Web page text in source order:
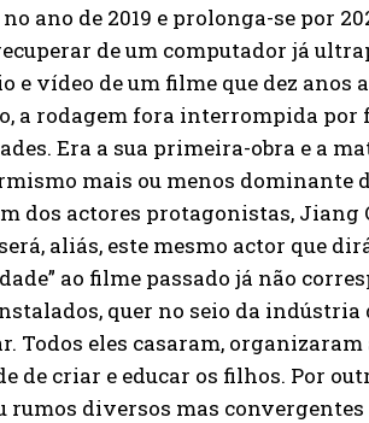
ano de 2019 e prolonga-se por
de um computador já
e vídeo de um filme que dez
a rodagem fora interrompida
Era a sua primeira-obra e a
mais ou menos dominante
dos actores protagonistas,
aliás, este mesmo actor que
ao filme passado já não
quer no seio da indústria
eles casaram, organizaram
de criar e educar os filhos. Por
rumos diversos mas